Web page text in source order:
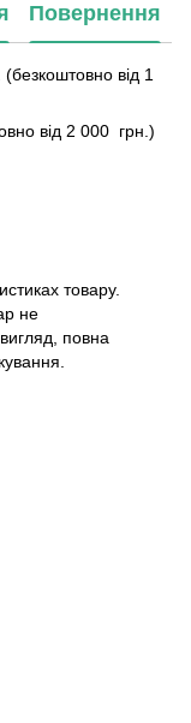
Повернення
від 1
від 2 000 грн.)
товару.
не
повна